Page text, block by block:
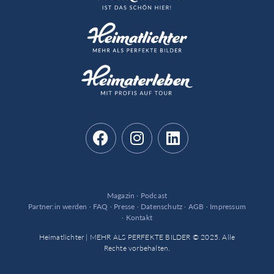
Magazin · Podcast
Partner:in werden · FAQ · Presse · Datenschutz · AGB · Impressum
· Kontakt
Heimatlichter | MEHR ALS PERFEKTE BILDER © 2025. Alle
Rechte vorbehalten.